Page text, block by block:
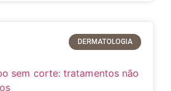
DERMATOLOGIA